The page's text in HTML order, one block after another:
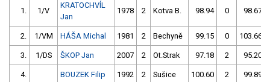
1. 1/V
KRATOCHVÍL
Jan
1978 2 Kotva B. 98.94 0 98.67
2. 1/VM HÁŠA Michal 1981 2 Bechyně 99.15 0 103.66
3. 1/DS ŠKOP Jan 2007 2 Ot.Strak 97.18 2 95.20
4. BOUZEK Filip 1992 2 Sušice 100.60 2 99.89